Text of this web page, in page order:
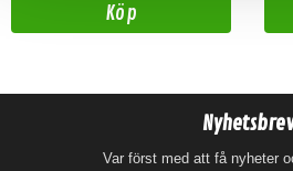
Köp
Nyhetsbrev
Var först med att få nyheter